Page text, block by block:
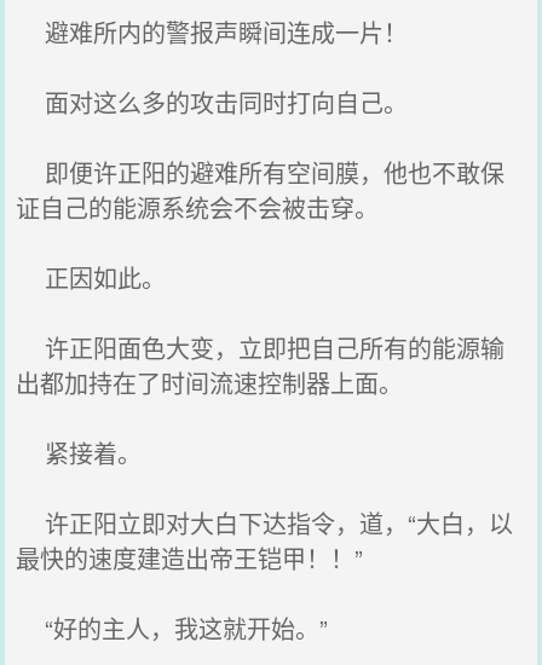
避难所内的警报声瞬间连成一片！
面对这么多的攻击同时打向自己。
即便许正阳的避难所有空间膜，他也不敢保
证自己的能源系统会不会被击穿。
正因如此。
许正阳面色大变，立即把自己所有的能源输
出都加持在了时间流速控制器上面。
紧接着。
许正阳立即对大白下达指令，道，“大白，以
最快的速度建造出帝王铠甲！！”
“好的主人，我这就开始。”